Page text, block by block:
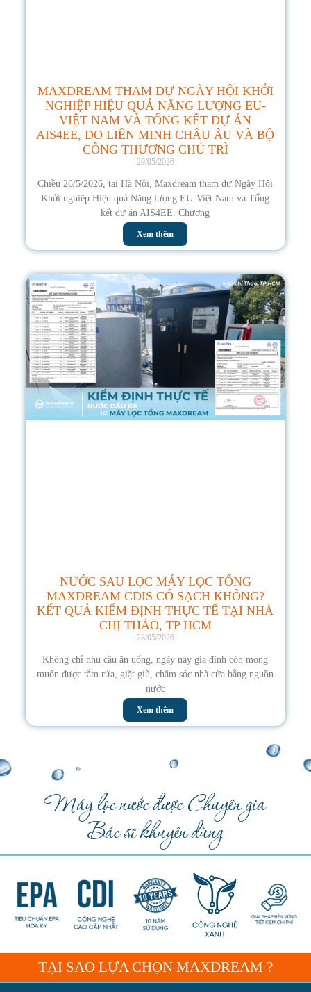
MAXDREAM THAM DỰ NGÀY HỘI KHỞI
NGHIỆP HIỆU QUẢ NĂNG LƯỢNG EU-
VIỆT NAM VÀ TỔNG KẾT DỰ ÁN
AIS4EE, DO LIÊN MINH CHÂU ÂU VÀ BỘ
CÔNG THƯƠNG CHỦ TRÌ
29/05/2026
Chiều 26/5/2026, tại Hà Nội, Maxdream tham dự Ngày Hội
Khởi nghiệp Hiệu quả Năng lượng EU-Việt Nam và Tổng
kết dự án AIS4EE. Chương
Xem thêm
NƯỚC SAU LỌC MÁY LỌC TỔNG
MAXDREAM CDIS CÓ SẠCH KHÔNG?
KẾT QUẢ KIỂM ĐỊNH THỰC TẾ TẠI NHÀ
CHỊ THẢO, TP HCM
28/05/2026
Không chỉ nhu cầu ăn uống, ngày nay gia đình còn mong
muốn được tắm rửa, giặt giũ, chăm sóc nhà cửa bằng nguồn
nước
Xem thêm
Máy lọc nước được Chuyên gia
Bác sĩ khuyên dùng
TẠI SAO LỰA CHỌN MAXDREAM ?